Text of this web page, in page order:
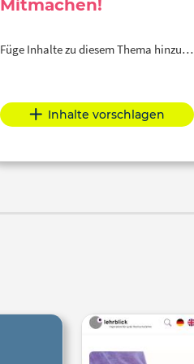
Mitmachen!
Füge Inhalte zu diesem Thema hinzu…
Inhalte vorschlagen